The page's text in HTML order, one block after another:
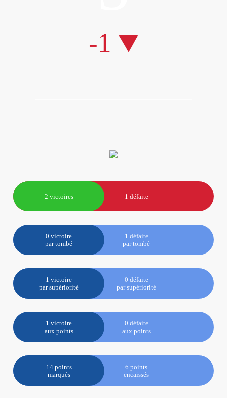
-1
2 victoires 1 défaite
0 victoire
par tombé
1 défaite
par tombé
1 victoire
par supériorité
0 défaite
par supériorité
1 victoire
aux points
0 défaite
aux points
14 points
marqués
6 points
encaissés